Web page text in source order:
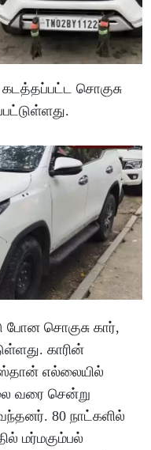
சொகுசு
போன சொகுசு கார்,
காரின்
எல்லையில்
வரை சென்று
80 நாட்களில்
மர்மகும்பல்